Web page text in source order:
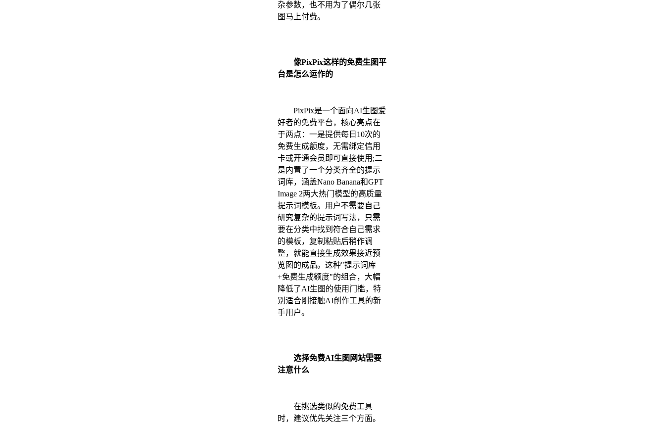
杂参数，也不用为了偶尔几张
图马上付费。
像PixPix这样的免费生图平
台是怎么运作的
PixPix是一个面向AI生图爱
好者的免费平台，核心亮点在
于两点：一是提供每日10次的
免费生成额度，无需绑定信用
卡或开通会员即可直接使用;二
是内置了一个分类齐全的提示
词库，涵盖Nano Banana和GPT
Image 2两大热门模型的高质量
提示词模板。用户不需要自己
研究复杂的提示词写法，只需
要在分类中找到符合自己需求
的模板，复制粘贴后稍作调
整，就能直接生成效果接近预
览图的成品。这种"提示词库
+免费生成额度"的组合，大幅
降低了AI生图的使用门槛，特
别适合刚接触AI创作工具的新
手用户。
选择免费AI生图网站需要
注意什么
在挑选类似的免费工具
时，建议优先关注三个方面。